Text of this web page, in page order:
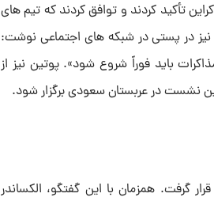
تأکید کردند و توافق کردند که تیم های
نیز در پستی در شبکه های اجتماعی نوشت:
باید فوراً شروع شود». پوتین نیز از
نشست در عربستان سعودی برگزار شود.
گرفت. همزمان با این گفتگو، الکساندر